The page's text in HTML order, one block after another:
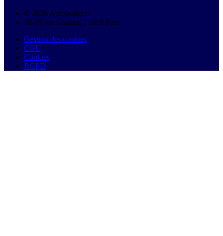
© 2026 Autobutler.fr
18-26 rue Goubet, 75019 Paris
Gestion des cookies
CGU
Cookies
RGPD